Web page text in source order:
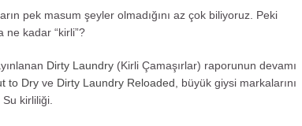
pek masum şeyler olmadığını az çok biliyoruz. Peki
ne kadar “kirli”?
Dirty Laundry (Kirli Çamaşırlar) raporunun devamı
to Dry ve Dirty Laundry Reloaded , büyük giysi markalarını
kirliliği.